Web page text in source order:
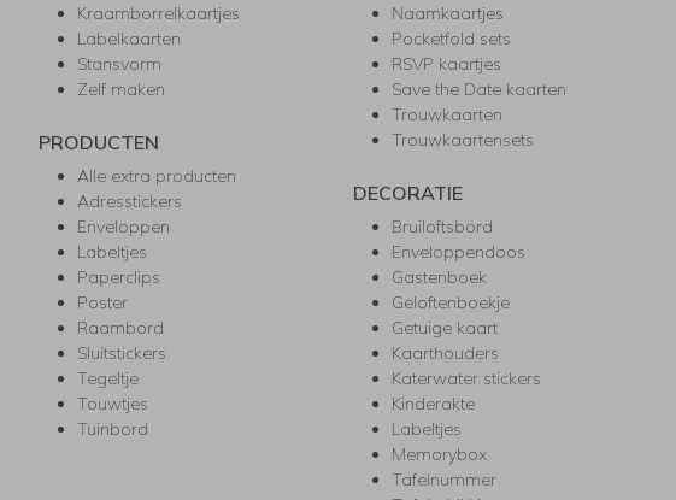
Kraamborrelkaartjes
Labelkaarten
Stansvorm
Zelf maken
PRODUCTEN
Alle extra producten
Adresstickers
Enveloppen
Labeltjes
Paperclips
Poster
Raambord
Sluitstickers
Tegeltje
Touwtjes
Tuinbord
Naamkaartjes
Pocketfold sets
RSVP kaartjes
Save the Date kaarten
Trouwkaarten
Trouwkaartensets
DECORATIE
Bruiloftsbord
Enveloppendoos
Gastenboek
Geloftenboekje
Getuige kaart
Kaarthouders
Katerwater stickers
Kinderakte
Labeltjes
Memorybox
Tafelnummer